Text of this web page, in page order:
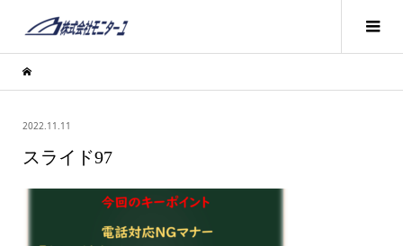
2022.11.11
スライド97